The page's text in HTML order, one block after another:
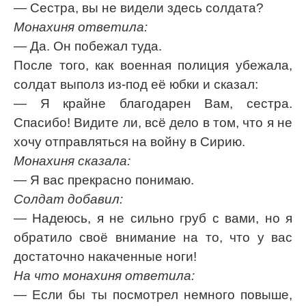
— Сестра, вы не видели здесь солдата?
Монахиня ответила:
— Да. Он побежал туда.
После того, как военная полиция убежала,
солдат выполз из-под её юбки и сказал:
— Я крайне благодарен Вам, сестра.
Спасибо! Видите ли, всё дело в том, что я не
хочу отправляться на войну в Сирию.
Монахиня сказала:
— Я вас прекрасно понимаю.
Солдат добавил:
— Надеюсь, я не сильно груб с вами, но я
обратило своё внимание на то, что у вас
достаточно накаченные ноги!
На что монахиня ответила:
— Если бы ты посмотрел немного повыше,